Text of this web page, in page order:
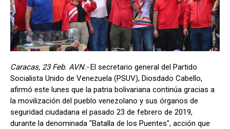
Caracas, 23 Feb. AVN.-El secretario general del Partido
Socialista Unido de Venezuela (PSUV), Diosdado Cabello,
afirmó este lunes que la patria bolivariana continúa gracias a
la movilización del pueblo venezolano y sus órganos de
seguridad ciudadana el pasado 23 de febrero de 2019,
durante la denominada "Batalla de los Puentes", acción que